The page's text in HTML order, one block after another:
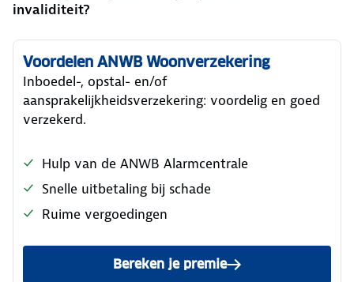
invaliditeit?
Voordelen ANWB Woonverzekering
Inboedel-, opstal- en/of
aansprakelijkheidsverzekering: voordelig en goed
verzekerd.
Hulp van de ANWB Alarmcentrale
Snelle uitbetaling bij schade
Ruime vergoedingen
Bereken je premie